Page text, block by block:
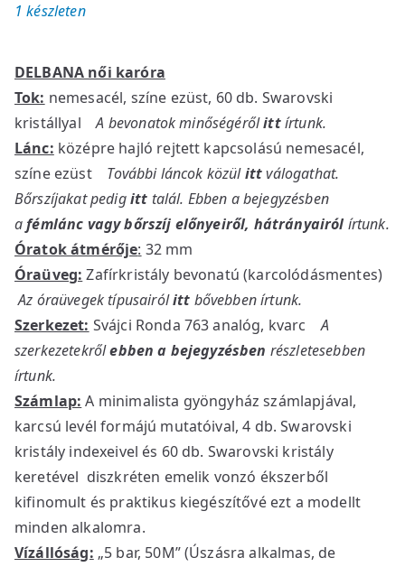
DELBANA női karóra
Tok: nemesacél, színe ezüst, 60 db. Swarovski
kristállyalA bevonatok minőségérőlittírtunk.
Lánc: középre hajló rejtett kapcsolású nemesacél,
színe ezüst További láncok közülittválogathat.
Bőrszíjakat pedigitt talál. Ebben a bejegyzésben
afémlánc vagy bőrszíj előnyeiről, hátrányairól írtunk.
Óratok átmérője: 32 mm
Óraüveg: Zafírkristály bevonatú (karcolódásmentes)
Az óraüvegek típusairólitt bővebben írtunk.
Szerkezet: Svájci Ronda 763 analóg, kvarcA
szerkezetekrőlebben a bejegyzésben részletesebben
írtunk.
Számlap: A minimalista gyöngyház számlapjával,
karcsú levél formájú mutatóival, 4 db. Swarovski
kristály indexeivel és 60 db. Swarovski kristály
keretével diszkréten emelik vonzó ékszerből
kifinomult és praktikus kiegészítővé ezt a modellt
minden alkalomra.
Vízállóság: „5 bar, 50M” (Úszásra alkalmas, de
1 készleten